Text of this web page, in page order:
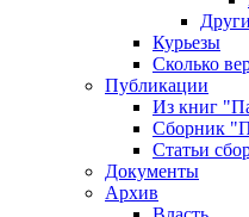
Курьезы
Сколько
Публикации
Из книг
Сборник
Статьи
Документы
Архив